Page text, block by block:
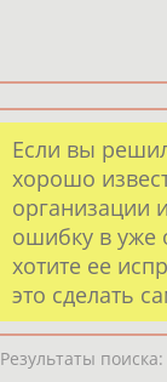
Если вы
хорошо
организации
ошибку в уже
хотите ее
это сделать
Результаты поиска: